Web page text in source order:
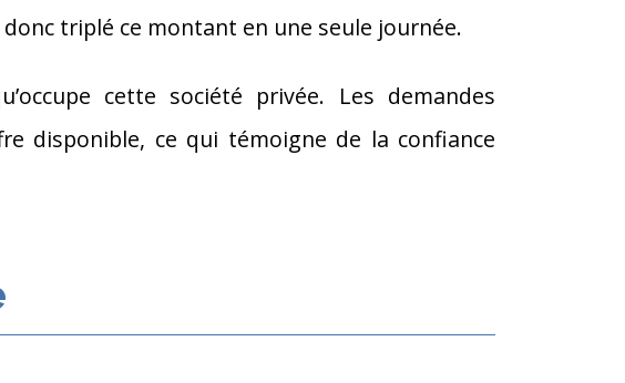
donc triplé ce montant en une seule journée.
cette société privée. Les demandes
disponible, ce qui témoigne de la confiance